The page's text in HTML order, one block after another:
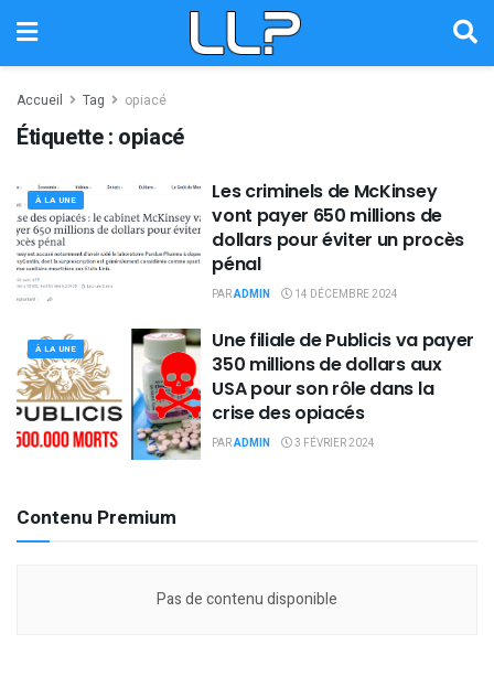
Accueil Tag opiacé
Étiquette : opiacé
À LA UNE
Les criminels de McKinsey
vont payer 650 millions de
dollars pour éviter un procès
pénal
PARADMIN 14 DÉCEMBRE 2024
À LA UNE
Une filiale de Publicis va payer
350 millions de dollars aux
USA pour son rôle dans la
crise des opiacés
PARADMIN 3 FÉVRIER 2024
Contenu Premium
Pas de contenu disponible